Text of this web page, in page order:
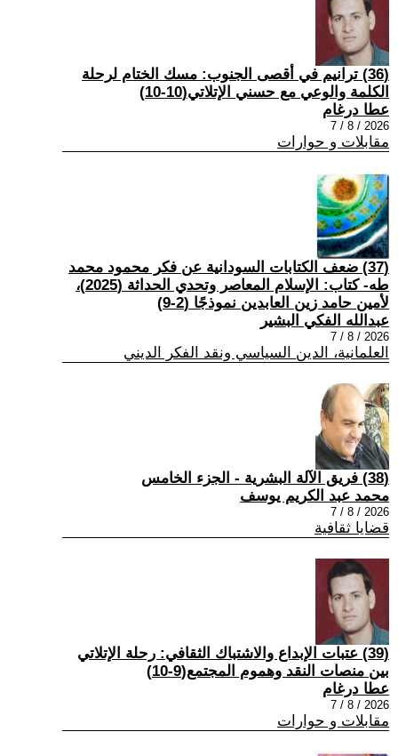
(36) ترانيم في أقصى الجنوب: مسك الختام لرحلة
الكلمة والوعي مع حسني الإتلاتي(10-10)
عطا درغام
2026 / 8 / 7
مقابلات و حوارات
(37) ضعف الكتابات السودانية عن فكر محمود محمد
طه- كتاب: الإسلام المعاصر وتحدي الحداثة (2025)،
لأمين حامد زين العابدين نموذجًا (2-9)
عبدالله الفكي البشير
2026 / 8 / 7
العلمانية، الدين السياسي ونقد الفكر الديني
(38) فريق الآلة البشرية - الجزء الخامس
محمد عبد الكريم يوسف
2026 / 8 / 7
قضايا ثقافية
(39) عتبات الإبداع والاشتباك الثقافي: رحلة الإتلاتي
بين منصات النقد وهموم المجتمع(9-10)
عطا درغام
2026 / 8 / 7
مقابلات و حوارات